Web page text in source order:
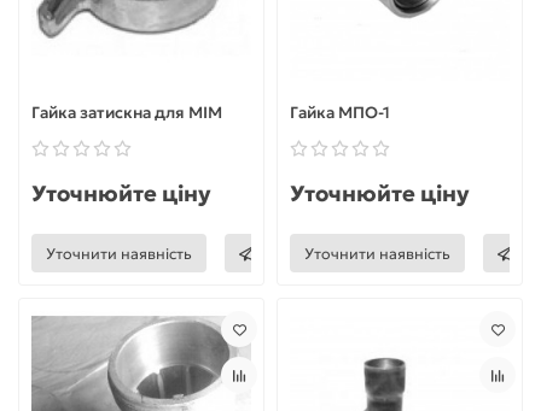
Гайка затискна для МІМ
Уточнюйте ціну
Уточнити наявність
Гайка МПО-1
Уточнюйте ціну
Уточнити наявність